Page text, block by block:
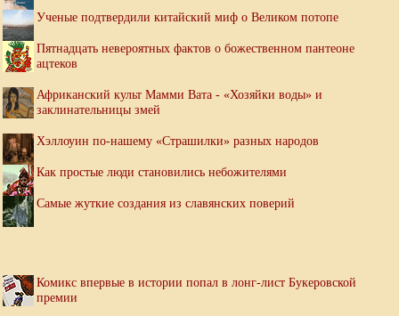
Ученые подтвердили китайский миф о Великом потопе
Пятнадцать невероятных фактов о божественном пантеоне
ацтеков
Африканский культ Мамми Вата - «Хозяйки воды» и
заклинательницы змей
Хэллоуин по-нашему «Страшилки» разных народов
Как простые люди становились небожителями
Самые жуткие создания из славянских поверий
Комикс впервые в истории попал в лонг-лист Букеровской
премии